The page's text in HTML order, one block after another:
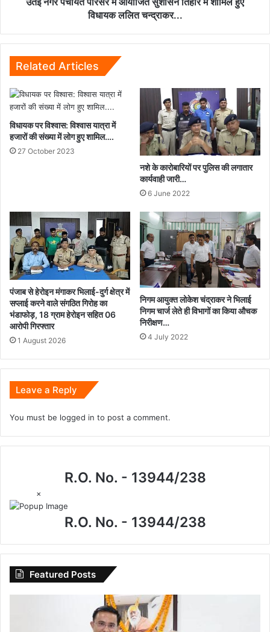
ललित
विधायक ललित चन्द्राकर...
Related Articles
विधायक पर विश्वास: विश्वास यात्रा में
हजारों की संख्या में लोग हुए शामिल….
27 October 2023
नशे के कारोबारियों पर पुलिस की लगातार
कार्यवाही जारी…
6 June 2022
पंजाब से हेरोइन मंगाकर भिलाई-दुर्ग क्षेत्र में
सप्लाई करने वाले संगठित गिरोह का
भंडाफोड़, 18 ग्राम हेरोइन सहित 06
आरोपी गिरफ्तार
1 August 2026
निगम आयुक्त लोकेश चंद्राकर ने भिलाई
निगम चार्ज लेते ही विभागों का किया औचक
निरीक्षण…
4 July 2022
Leave a Reply
You must be logged in to post a comment.
R.O. No. - 13944/238
×
R.O. No. - 13944/238
Featured Posts